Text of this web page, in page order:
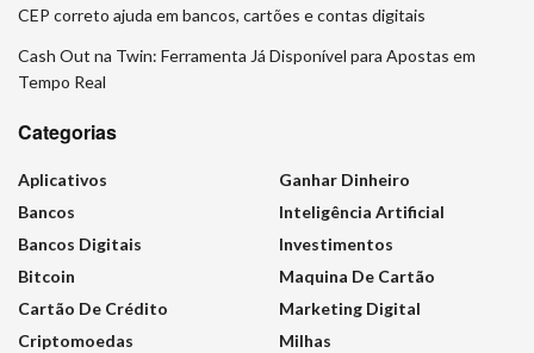
CEP correto ajuda em bancos, cartões e contas digitais
Cash Out na Twin: Ferramenta Já Disponível para Apostas em
Tempo Real
Categorias
Aplicativos
Bancos
Bancos Digitais
Bitcoin
Cartão De Crédito
Criptomoedas
Ganhar Dinheiro
Inteligência Artificial
Investimentos
Maquina De Cartão
Marketing Digital
Milhas